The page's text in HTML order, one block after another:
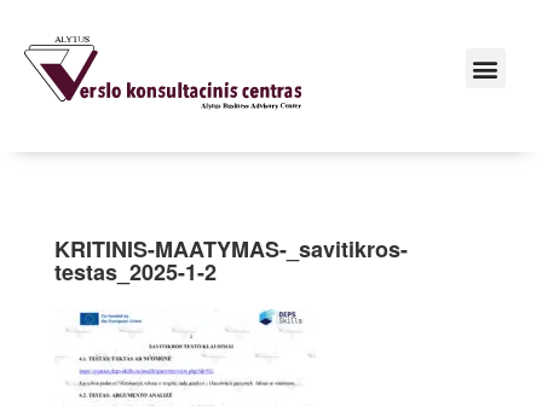
KRITINIS-MAATYMAS-_savitikros-
testas_2025-1-2